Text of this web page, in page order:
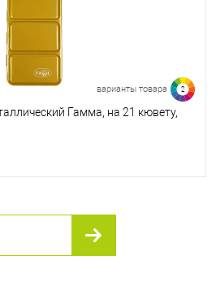
варианты товара 2
Гамма, на 21 кювету,
В наличии